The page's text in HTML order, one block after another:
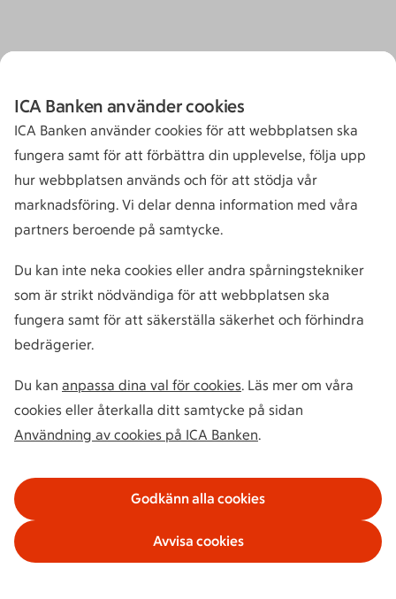
ICA Banken använder cookies
ICA Banken använder cookies för att webbplatsen ska
fungera samt för att förbättra din upplevelse, följa upp
hur webbplatsen används och för att stödja vår
marknadsföring. Vi delar denna information med våra
partners beroende på samtycke.
Du kan inte neka cookies eller andra spårningstekniker
som är strikt nödvändiga för att webbplatsen ska
fungera samt för att säkerställa säkerhet och förhindra
bedrägerier.
Du kan anpassa dina val för cookies. Läs mer om våra
cookies eller återkalla ditt samtycke på sidan
Användning av cookies på ICA Banken.
Godkänn alla cookies
Avvisa cookies